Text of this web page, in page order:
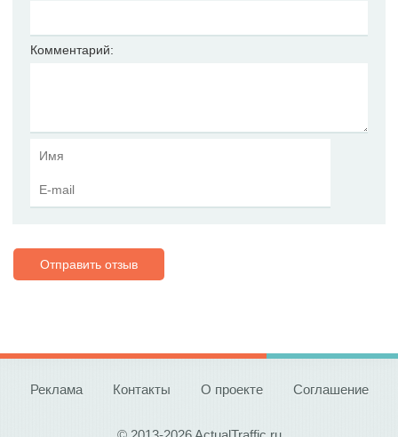
Комментарий:
Отправить отзыв
Реклама Контакты О проекте Соглашение